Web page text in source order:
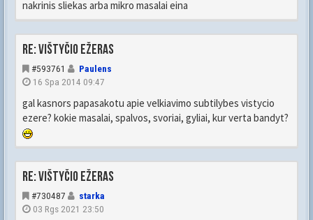
nakrinis sliekas arba mikro masalai eina
Re: Vištyčio ežeras
#593761
Paulens
16 Spa 2014 09:47
gal kasnors papasakotu apie velkiavimo subtilybes vistycio
ezere? kokie masalai, spalvos, svoriai, gyliai, kur verta bandyt?
Re: Vištyčio ežeras
#730487
starka
03 Rgs 2021 23:50